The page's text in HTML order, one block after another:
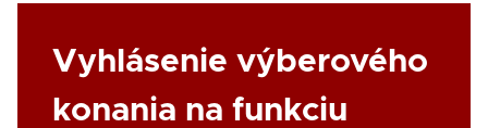
Link
Vyhlásenie výberového
konania na funkciu